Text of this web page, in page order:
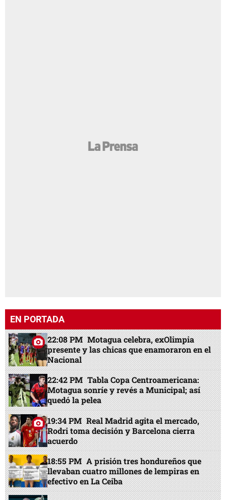
EN PORTADA
22:08 PM Motagua celebra, exOlimpia
presente y las chicas que enamoraron en el
Nacional
22:42 PM Tabla Copa Centroamericana:
Motagua sonríe y revés a Municipal; así
quedó la pelea
19:34 PM Real Madrid agita el mercado,
Rodri toma decisión y Barcelona cierra
acuerdo
18:55 PM A prisión tres hondureños que
llevaban cuatro millones de lempiras en
efectivo en La Ceiba